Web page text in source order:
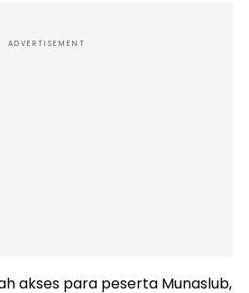
ADVERTISEMENT
akses para peserta Munaslub,